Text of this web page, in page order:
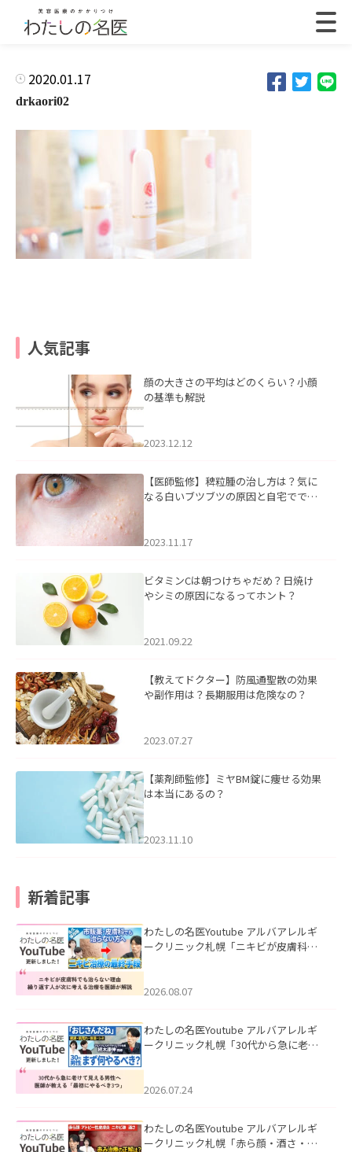
2020.01.17
drkaori02
人気記事
顔の大きさの平均はどのくらい？小顔
の基準も解説
2023.12.12
【医師監修】稗粒腫の治し方は？気に
なる白いブツブツの原因と自宅ででき
2023.11.17
ビタミンCは朝つけちゃだめ？日焼け
やシミの原因になるってホント？
2021.09.22
【教えてドクター】防風通聖散の効果
や副作用は？長期服用は危険なの？
2023.07.27
【薬剤師監修】ミヤBM錠に痩せる効果
は本当にあるの？
2023.11.10
新着記事
わたしの名医Youtube アルバアレルギ
ークリニック札幌「ニキビが皮膚科で
ました。
2026.08.07
わたしの名医Youtube アルバアレルギ
ークリニック札幌「30代から急に老け
た。
2026.07.24
わたしの名医Youtube アルバアレルギ
ークリニック札幌「赤ら顔・酒さ・ニ